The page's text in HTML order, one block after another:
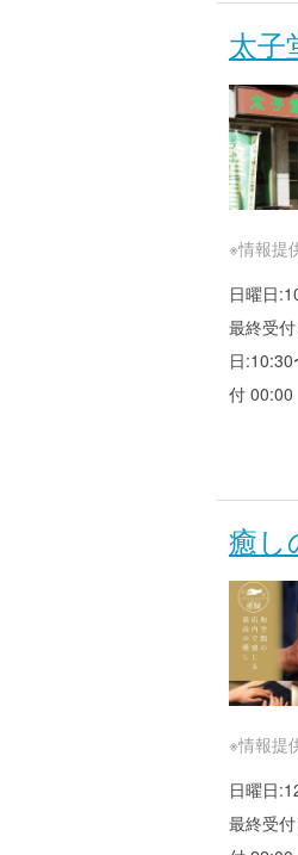
太子
※情報提
日曜日
最終受
日
付 00:00
癒し
※情報提
日曜日
最終受